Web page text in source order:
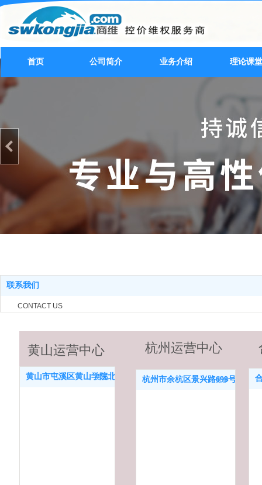
首页 公司简介 业务介绍 理论课堂
黄山市屯溪区黄山学院北区电子商务楼
更多 杭州市余杭区景兴路699号恒生
更多
黄山运营中心 杭州运营中心
联系我们
CONTACT US